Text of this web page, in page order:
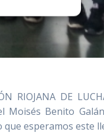
DE
Moisés Benito
esperamos este